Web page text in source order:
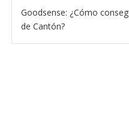
Goodsense: ¿Cómo
de Cantón?